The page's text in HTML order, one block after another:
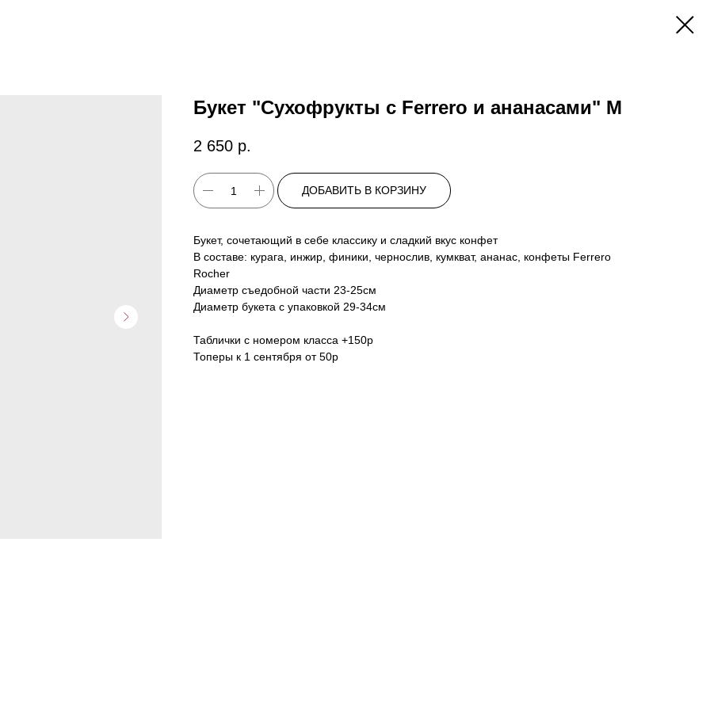
Букет "Сухофрукты с Ferrero и ананасами" М
2 650 р.
ДОБАВИТЬ В КОРЗИНУ
Букет, сочетающий в себе классику и сладкий вкус конфет
В составе: курага, инжир, финики, чернослив, кумкват, ананас, конфеты Ferrero
Rocher
Диаметр съедобной части 23-25см
Диаметр букета с упаковкой 29-34см
Таблички с номером класса +150р
Топеры к 1 сентября от 50р